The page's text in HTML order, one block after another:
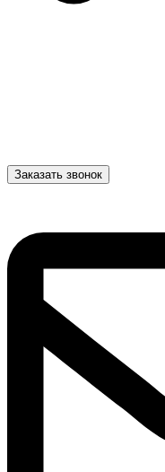
Заказать звонок